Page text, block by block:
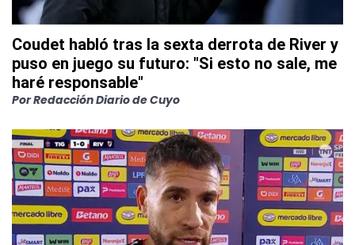
Coudet habló tras la sexta derrota de River y
puso en juego su futuro: "Si esto no sale, me
haré responsable"
PorRedacción Diario de Cuyo